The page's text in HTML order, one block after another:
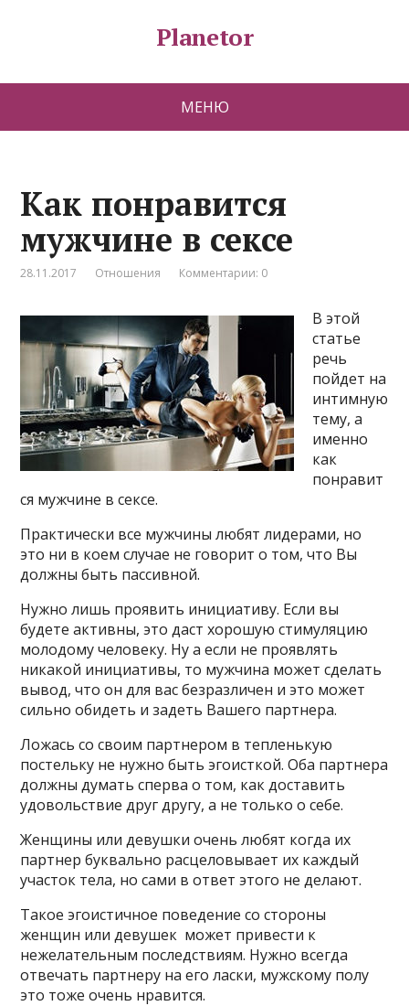
Planetor
МЕНЮ
Как понравится
мужчине в сексе
28.11.2017 Отношения Комментарии: 0
В этой
статье
речь
пойдет на
интимную
тему, а
именно
как
понравит
ся мужчине в сексе.
Практически все мужчины любят лидерами, но
это ни в коем случае не говорит о том, что Вы
должны быть пассивной.
Нужно лишь проявить инициативу. Если вы
будете активны, это даст хорошую стимуляцию
молодому человеку. Ну а если не проявлять
никакой инициативы, то мужчина может сделать
вывод, что он для вас безразличен и это может
сильно обидеть и задеть Вашего партнера.
Ложась со своим партнером в тепленькую
постельку не нужно быть эгоисткой. Оба партнера
должны думать сперва о том, как доставить
удовольствие друг другу, а не только о себе.
Женщины или девушки очень любят когда их
партнер буквально расцеловывает их каждый
участок тела, но сами в ответ этого не делают.
Такое эгоистичное поведение со стороны
женщин или девушек может привести к
нежелательным последствиям. Нужно всегда
отвечать партнеру на его ласки, мужскому полу
это тоже очень нравится.